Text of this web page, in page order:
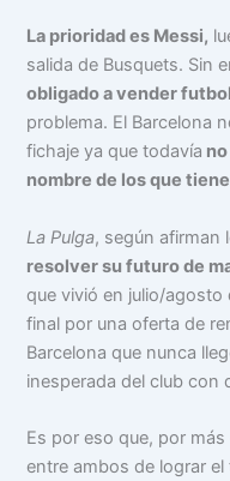
La prioridad es Messi,
salida de Busquets. Sin
obligado a vender
problema. El Barcelona
fichaje ya que todavía
nombre de los que
La Pulga, según afirman
resolver su futuro de
que vivió en julio/agosto
final por una oferta de
Barcelona que nunca
inesperada del club con
Es por eso que, por
entre ambos de lograr